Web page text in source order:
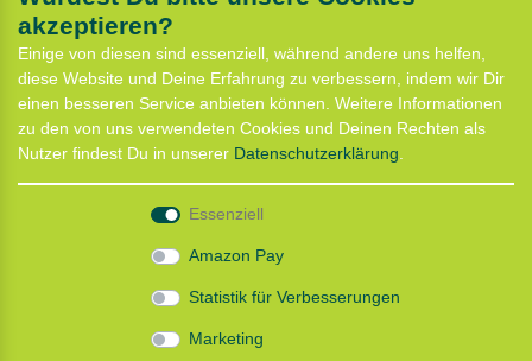
Anfahrt
Kontaktformular
Termin für Hundeberatung
CaniX Seminare
Lauf Seminar
Laufen mit Lauflust
Batterieentsorgung
Daten­schutz­erklärung
akzeptieren?
Einige von diesen sind essenziell, während andere uns helfen,
diese Website und Deine Erfahrung zu verbessern, indem wir Dir
einen besseren Service anbieten können. Weitere Informationen
zu den von uns verwendeten Cookies und Deinen Rechten als
Nutzer findest Du in unserer Daten­schutz­erklärung
Essenziell
Amazon Pay
Statistik für Verbesserungen
Marketing